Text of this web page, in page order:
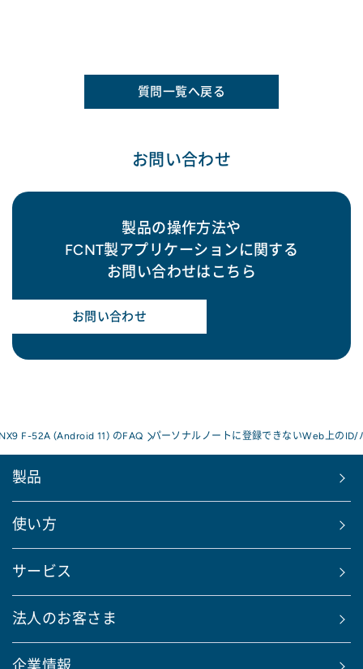
質問一覧へ戻る
お問い合わせ
製品の操作方法や
FCNT製アプリケーションに関する
お問い合わせはこちら
お問い合わせ
F-52A (Android 11) のFAQ パーソナルノートに登録できないWeb上のID/
製品
使い方
サービス
法人のお客さま